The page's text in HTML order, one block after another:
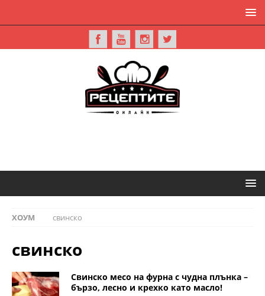
ХОУМ свинско
свинско
Свинско месо на фурна с чудна плънка –
бързо, лесно и крехко като масло!